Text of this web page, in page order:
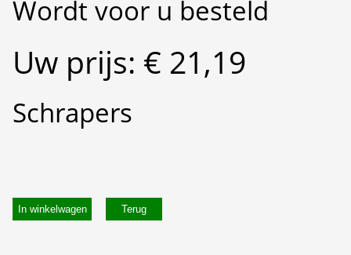
Wordt voor u besteld
Uw prijs: € 21,19
Schrapers
In winkelwagen